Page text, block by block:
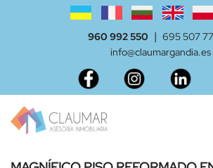
960 992 550 | 695 507
info@claumargandia.es